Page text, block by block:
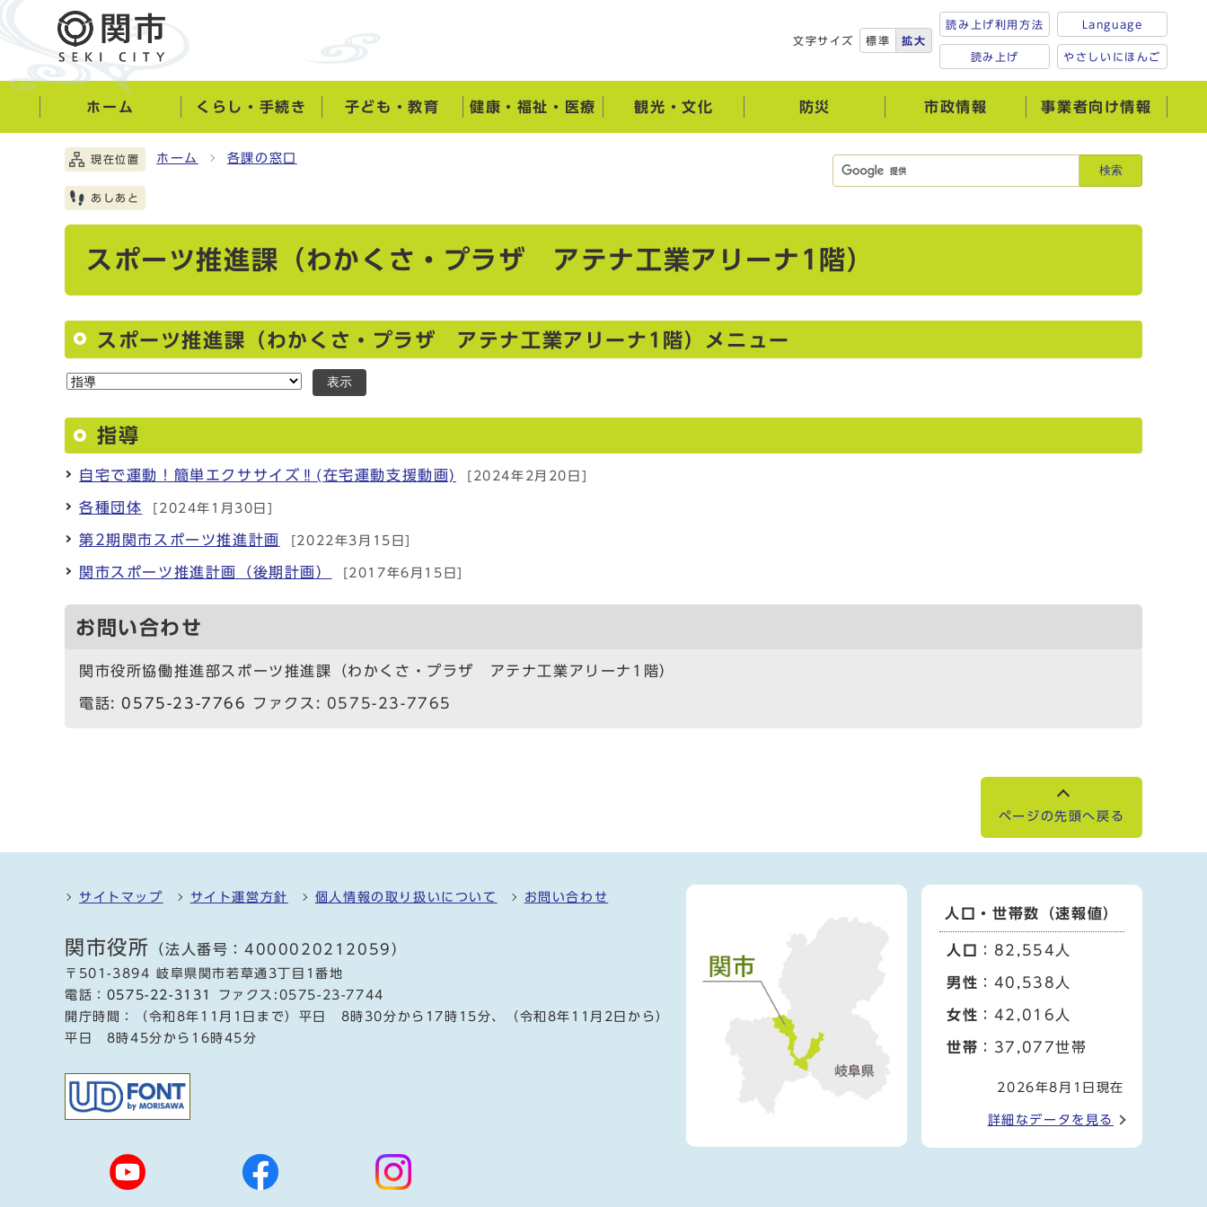
文字サイズ 標準 拡大
読み上げ利用方法
読み上げ
Language
やさしいにほんご
ホーム くらし・手続き 子ども・教育 健康・福祉・医療 観光・文化 防災 市政情報 事業者向け情報
検索
現在位置 ホーム 各課の窓口
あしあと
スポーツ推進課（わかくさ・プラザ アテナ工業アリーナ1階）
スポーツ推進課（わかくさ・プラザ アテナ工業アリーナ1階）メニュー
表示
指導
自宅で運動！簡単エクササイズ‼(在宅運動支援動画) [2024年2月20日]
各種団体 [2024年1月30日]
第2期関市スポーツ推進計画 [2022年3月15日]
関市スポーツ推進計画（後期計画） [2017年6月15日]
お問い合わせ
関市役所協働推進部スポーツ推進課（わかくさ・プラザ アテナ工業アリーナ1階）
電話: 0575-23-7766 ファクス: 0575-23-7765
ページの先頭へ戻る
サイトマップ サイト運営方針 個人情報の取り扱いについて お問い合わせ
関市役所 （法人番号：4000020212059）
〒501-3894 岐阜県関市若草通3丁目1番地
電話： 0575-22-3131
ファクス:0575-23-7744
開庁時間：（令和8年11月1日まで）平日 8時30分から17時15分、（令和8年11月2日から）
平日 8時45分から16時45分
人口・世帯数（速報値）
人口 ：82,554人
男性 ：40,538人
女性 ：42,016人
世帯 ：37,077世帯
2026年8月1日現在
詳細なデータを見る